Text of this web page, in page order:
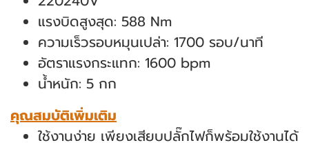
แรงบิดสูงสุด: 588 Nm
ความเร็วรอบหมุนเปล่า: 1700 รอบ/นาที
อัตราแรงกระแทก: 1600 bpm
น้ำหนัก: 5 กก
คุณสมบัติเพิ่มเติม
ใช้งานง่าย เพียงเสียบปลั๊กไฟก็พร้อมใช้งานได้